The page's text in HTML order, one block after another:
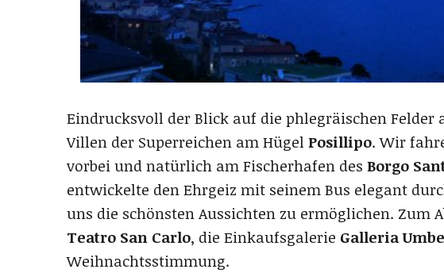
Eindrucksvoll der Blick auf die phlegräischen Felder
Villen der Superreichen am Hügel Posillipo. Wir
vorbei und natürlich am Fischerhafen des Borgo
entwickelte den Ehrgeiz mit seinem Bus elegant
uns die schönsten Aussichten zu ermöglichen. Zum
Teatro San Carlo, die Einkaufsgalerie Galleria
Weihnachtsstimmung.